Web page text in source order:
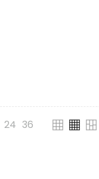
24 36